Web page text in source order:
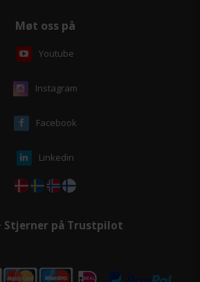
Møt oss på
Youtube
Instagram
Facebook
Linkedin
Stjerner på Trustpilot